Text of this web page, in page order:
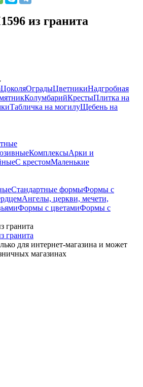
из гранита
ЦоколяОградыЦветникиНадгробная
КолумбарийКрестыПлитка на
Табличка на могилуЩебень на
КомплексыАрки и
С крестомМаленькие
Стандартные формыФормы с
Ангелы, церкви, мечети,
Формы с цветамиФормы с
гранита
для интернет-магазина и может
магазинах